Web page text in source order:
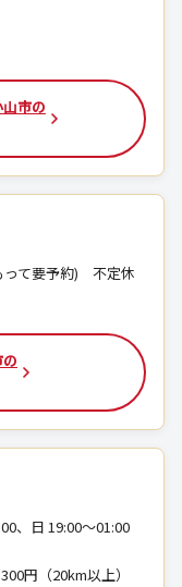
市の
って要予約) 不定休
、日 19:00～01:00
円（20km以上）